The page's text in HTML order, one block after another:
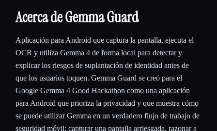
Acerca de Gemma Guard
Aplicación para Android que captura la pantalla, ejecuta el
OCR y utiliza Gemma 4 de forma local para detectar y
explicar los riesgos de suplantación de identidad antes de
que los usuarios toquen. Gemma Guard se creó para el
Google Gemma 4 Good Hackathon como una aplicación
para Android que prioriza la privacidad y que muestra cómo
se puede utilizar Gemma en un verdadero flujo de trabajo de
seguridad móvil: capturar una pantalla arriesgada, razonar a